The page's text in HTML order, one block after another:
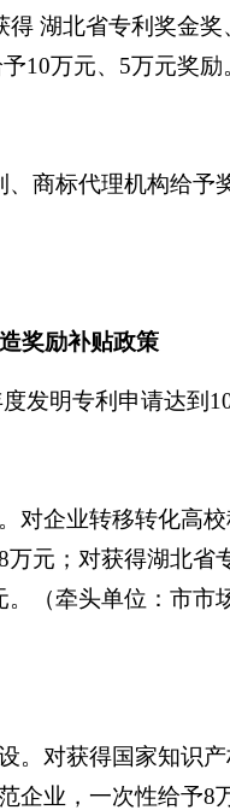
得 湖北省专利奖金
10万元、5万元奖励
商标代理机构给
奖励补贴政策
发明专利申请达到
企业转移转化高校
元；对获得湖北
（牵头单位：市
对获得国家知识产
企业，一次性给予